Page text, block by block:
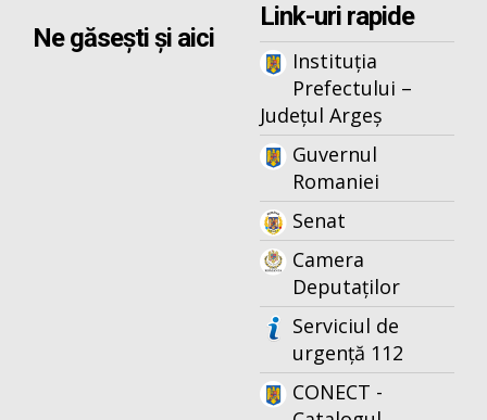
Ne găsești și aici
Link-uri rapide
Instituția
Prefectului –
Județul Argeș
Guvernul
Romaniei
Senat
Camera
Deputaților
Serviciul de
urgență 112
CONECT -